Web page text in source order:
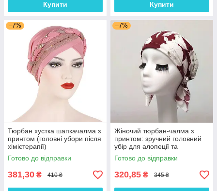
Купити Купити
–7%
Тюрбан хустка шапкачалма з
принтом (головні убори після
хімієтерапії)
Готово до відправки
381,30 ₴ 410 ₴
–7%
Жіночий тюрбан-чалма з
принтом: зручний головний
убір для алопеції та
відновлення після
хімієтерапії
Готово до відправки
320,85 ₴ 345 ₴